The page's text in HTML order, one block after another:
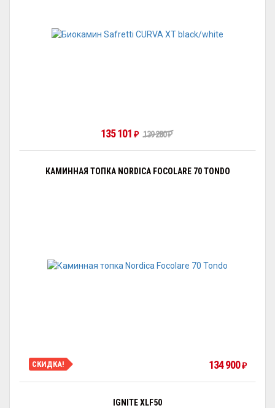
135 101 ₽ 139 280₽
КАМИННАЯ ТОПКА NORDICA FOCOLARE 70 TONDO
СКИДКА! 134 900₽
IGNITE XLF50